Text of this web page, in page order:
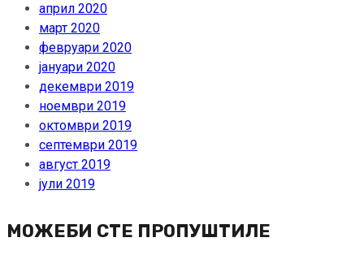
април 2020
март 2020
февруари 2020
јануари 2020
декември 2019
ноември 2019
октомври 2019
септември 2019
август 2019
јули 2019
МОЖЕБИ СТЕ ПРОПУШТИЛЕ